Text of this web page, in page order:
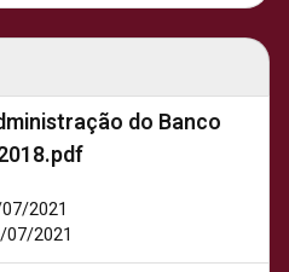
do Banco
2021
07/2021